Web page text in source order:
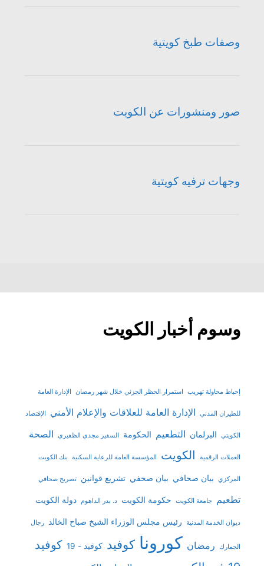
وصفات طبخ كويتية
صور ومنشورات عن الكويت
وجهات ترفيه كويتية
وسوم أخبار الكويت
إحباط محاولة تهريب استمرار الحظر الجزئي خلال شهر رمضان الإدارة العامة
للطيران المدني الإدارة العامة للعلاقات والإعلام الأمني الإقتصاد
الكويتي البرلمان التطعيم الحكومة السفير مجدي الظفيري الصحة
العملات الرقمية الكويت المؤسسة العامة للرعاية السكنية بنك الكويت
المركزي بيان صحافي بيان صحفي تشريع قوانين تصريح صحافي
تطعيم جامعة الكويت حكومة الكويت د. بدر الداهوم دولة الكويت
ديوان الخدمة المدنية رئيس مجلس الوزراء الشيخ صباح الخالد رجال
الجمارك رمضان كورونا كوفيد كوفيد - 19
كوفيد